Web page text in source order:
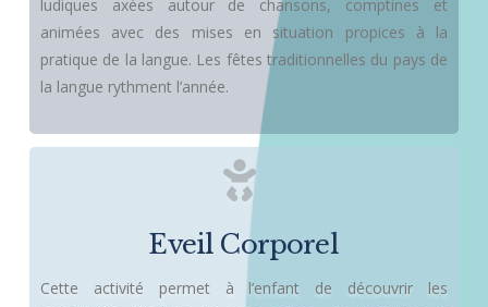
ludiques axées autour de chansons, comptines et
animées avec des mises en situation propices à la
pratique de la langue. Les fêtes traditionnelles du pays de
la langue rythment l’année.
Eveil Corporel
Cette activité permet à l’enfant de découvrir les